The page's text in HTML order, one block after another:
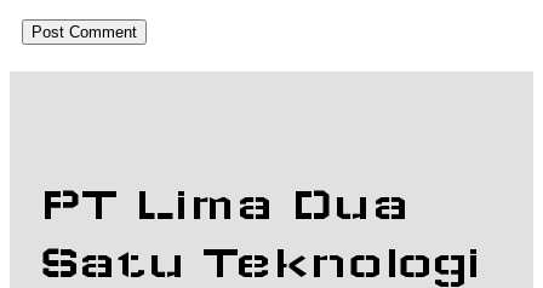
PT Lima Dua
Satu Teknologi